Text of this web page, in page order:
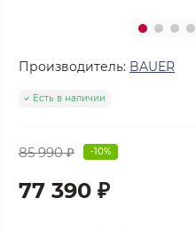
Производитель: BAUER
Есть в наличии
85 990 ₽ -10%
77 390 ₽